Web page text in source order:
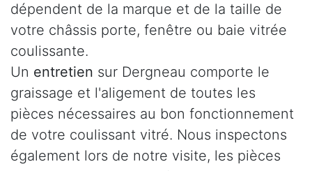
dépendent de la marque et de la taille de
votre châssis porte, fenêtre ou baie vitrée
coulissante.
Un entretien sur Dergneau comporte le
graissage et l'aligement de toutes les
pièces nécessaires au bon fonctionnement
de votre coulissant vitré. Nous inspectons
également lors de notre visite, les pièces